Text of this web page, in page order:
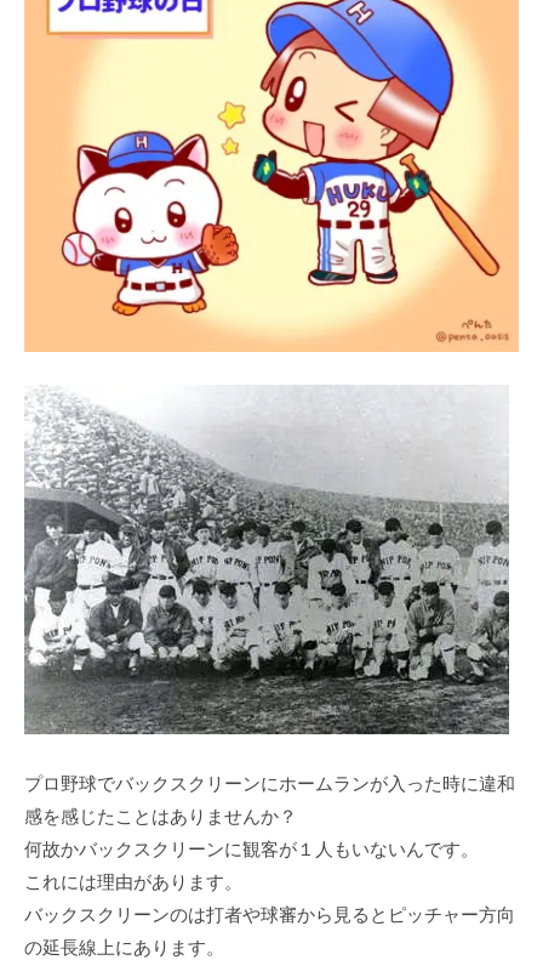
プロ野球でバックスクリーンにホームランが入った時に違和
感を感じたことはありませんか？
何故かバックスクリーンに観客が１人もいないんです。
これには理由があります。
バックスクリーンのは打者や球審から見るとピッチャー方向
の延長線上にあります。